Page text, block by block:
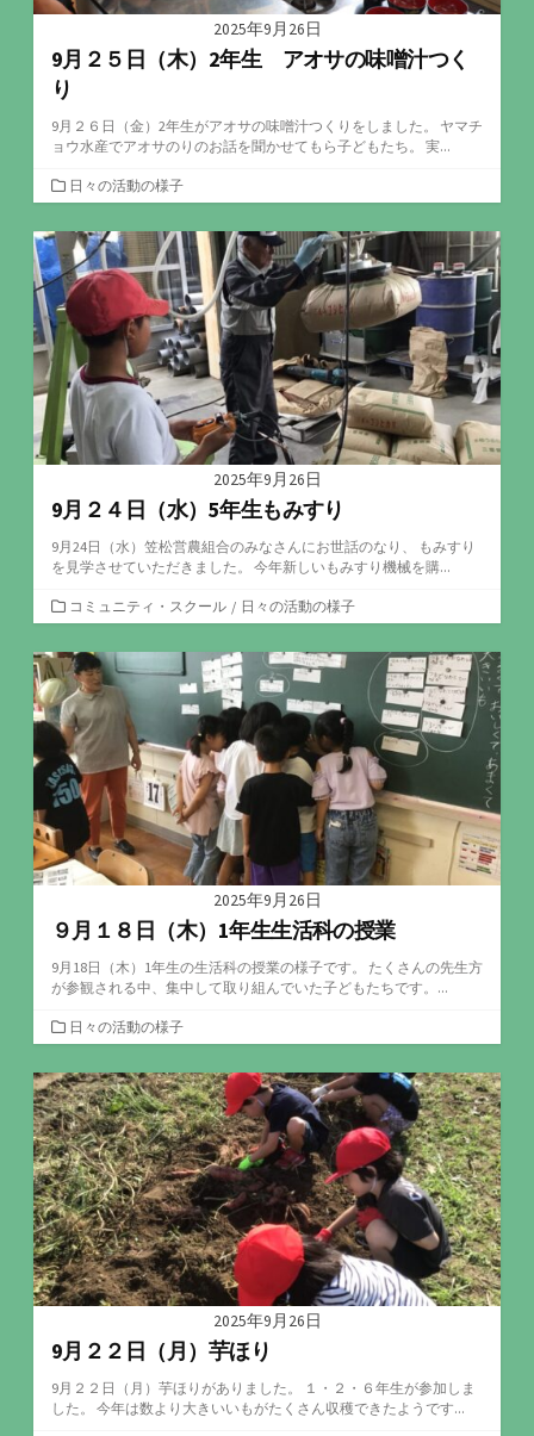
2025年9月26日
9月２５日（木）2年生 アオサの味噌汁つく
り
9月２６日（金）2年生がアオサの味噌汁つくりをしました。 ヤマチ
ョウ水産でアオサのりのお話を聞かせてもら子どもたち。 実...
カ
テ
ゴ
リ
ー
日々の活動の様子
2025年9月26日
9月２４日（水）5年生もみすり
9月24日（水）笠松営農組合のみなさんにお世話のなり、 もみすり
を見学させていただきました。 今年新しいもみすり機械を購...
カ
テ
ゴ
リ
ー
コミュニティ・スクール / 日々の活動の様子
2025年9月26日
９月１８日（木）1年生生活科の授業
9月18日（木）1年生の生活科の授業の様子です。 たくさんの先生方
が参観される中、集中して取り組んでいた子どもたちです。...
カ
テ
ゴ
リ
ー
日々の活動の様子
2025年9月26日
9月２２日（月）芋ほり
9月２２日（月）芋ほりがありました。 １・２・６年生が参加しま
した。 今年は数より大きいいもがたくさん収穫できたようです...